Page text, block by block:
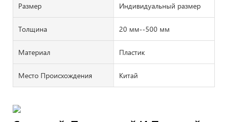
Размер Индивидуальный размер
Толщина 20 мм--500 мм
Материал Пластик
Место Происхождения Китай